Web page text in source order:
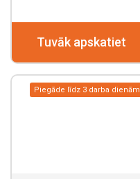
Tuvāk apskatiet
Piegāde līdz 3 darba dienām